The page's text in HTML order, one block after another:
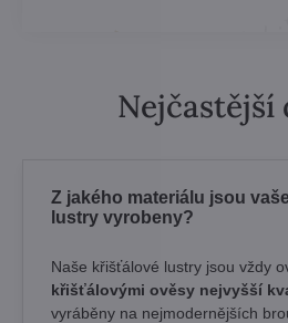
Nejčastější
Z jakého materiálu jsou
lustry vyrobeny?
Naše křišťálové lustry jsou vždy
křišťálovými ověsy nejvyšší
vyráběny na nejmodernějších